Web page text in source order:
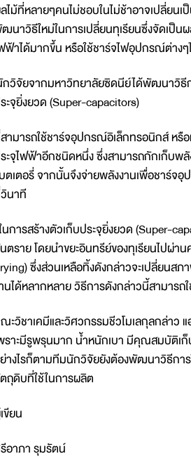
ไม้ที่หลายๆคนไม่ชอบในไม่ช้าอาจเปลี่ย
นาวิธีใหม่ในการเปลี่ยนทุเรียนซึ่งจัดเป็
ฟ้าได้มากขึ้น หรือใช้ชาร์จไฟอุปกรณ์ต่างๆ
วิจัยจากมหาวิทยาลัยซิดนีย์ได้พัฒนาวิธีก
ะจุยิ่งยวด (Super-capacitors)
ามารถใช้ชาร์จอุปกรณ์อิเล็กทรอนิกส์ หรื
ะจุไฟฟ้าอีกชนิดหนึ่ง ซึ่งสามารถกักเก็บ
ตเตอรี่ จากนั้นจึงจ่ายพลังงานเพื่อชาร์จ
นาที
นการสร้างตัวเก็บประจุยิ่งยวด (Super-
ตราย โดยนำขยะอินทรีย์ของทุเรียนไปผ่า
ซึ่งส่วนเหลือทิ้งดังกล่าวจะเปลี่ยนส
นได้หลากหลาย วิธีการดังกล่าวนี้สามาร
ะวิชาเคมีและวิศวกรรมชีวโมเลกุลกล่าว
ราะมีรูพรุนมาก น้ำหนักเบา มีคุณสมบัติเ
างไรก็ตามทีมนักวิจัยยังต้องพัฒนาวิธีการ
ถุดิบที่ใช้ในการผลิต
ขียน
อาภา รุมรัตน์